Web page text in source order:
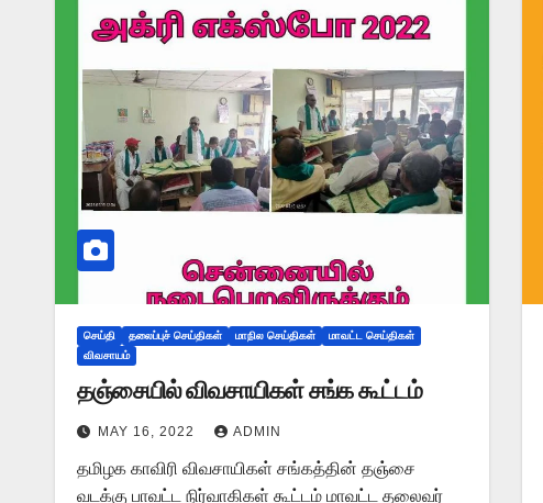
செய்தி தலைப்புச் செய்திகள் மாநில செய்திகள்
மாவட்ட செய்திகள்
விவசாயம்
தஞ்சையில் விவசாயிகள் சங்க கூட்டம்
MAY 16, 2022 ADMIN
தமிழக காவிரி விவசாயிகள் சங்கத்தின் தஞ்சை
வடக்கு பாவட்ட நிர்வாகிகள் கூட்டம் மாவட்ட தலைவர்